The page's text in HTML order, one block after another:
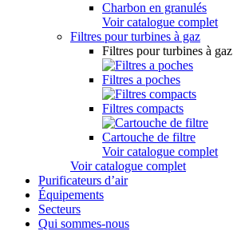
Charbon en granulés
Voir catalogue complet
Filtres pour turbines à gaz
Filtres pour turbines à gaz
Filtres a poches
Filtres compacts
Cartouche de filtre
Voir catalogue complet
Voir catalogue complet
Purificateurs d’air
Équipements
Secteurs
Qui sommes-nous